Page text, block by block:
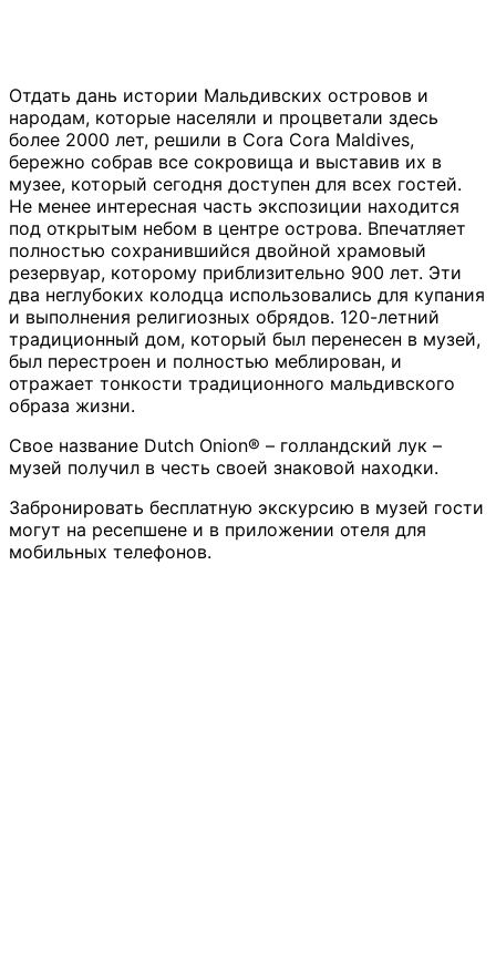
Отдать дань истории Мальдивских островов и
народам, которые населяли и процветали здесь
более 2000 лет, решили в Cora Cora Maldives,
бережно собрав все сокровища и выставив их в
музее, который сегодня доступен для всех гостей.
Не менее интересная часть экспозиции находится
под открытым небом в центре острова. Впечатляет
полностью сохранившийся двойной храмовый
резервуар, которому приблизительно 900 лет. Эти
два неглубоких колодца использовались для купания
и выполнения религиозных обрядов. 120-летний
традиционный дом, который был перенесен в музей,
был перестроен и полностью меблирован, и
отражает тонкости традиционного мальдивского
образа жизни.
Свое название Dutch Onion® – голландский лук –
музей получил в честь своей знаковой находки.
Забронировать бесплатную экскурсию в музей гости
могут на ресепшене и в приложении отеля для
мобильных телефонов.